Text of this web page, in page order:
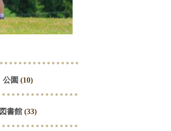
公園 (10)
図書館 (33)